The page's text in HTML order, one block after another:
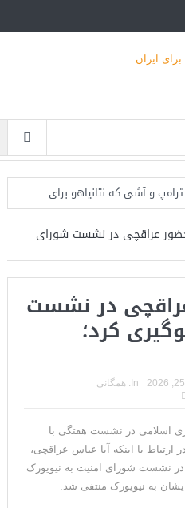
و آشی که نتانیاهو برای
مقامات کاخ سفید: حملات هوایی
نفت ایران را فلج کرد/آمریکا: خفه
بازدارنده در برابر حکومت
برای ترامپ غیرقابل‌تحمل
موجب گستاخ‌تر شدن حکومت
حضور عراقچی در نشست شورای
در نشست
کرد؛
In:
همگانی
اسلامی در نشست هفتگی با
ارتباط با اینکه آیا عباس عراقچی،
نشست شورای امنیت به نیویورک
به نیویورک منتفی شد.